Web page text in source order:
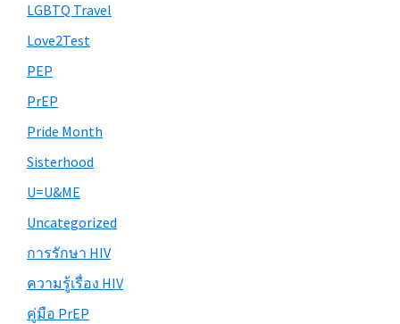
LGBTQ Travel
Love2Test
PEP
PrEP
Pride Month
Sisterhood
U=U&ME
Uncategorized
การรักษา HIV
ความรู้เรื่อง HIV
คู่มือ PrEP